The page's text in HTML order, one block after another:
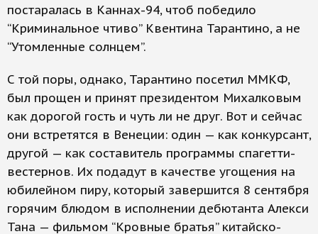
постаралась в Каннах-94, чтоб победило
“Криминальное чтиво” Квентина Тарантино, а не
“Утомленные солнцем”.
С той поры, однако, Тарантино посетил ММКФ,
был прощен и принят президентом Михалковым
как дорогой гость и чуть ли не друг. Вот и сейчас
они встретятся в Венеции: один — как конкурсант,
другой — как составитель программы спагетти-
вестернов. Их подадут в качестве угощения на
юбилейном пиру, который завершится 8 сентября
горячим блюдом в исполнении дебютанта Алекси
Тана — фильмом “Кровные братья” китайско-